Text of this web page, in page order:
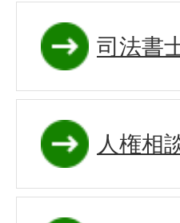
司法書
人権相